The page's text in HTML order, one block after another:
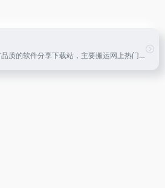
423Down是一个有品质的软件分享下载站，主要搬运网上热门的电脑软件和安卓应用、以及提供zdBryan个人修改的去广告绿色破解软件。